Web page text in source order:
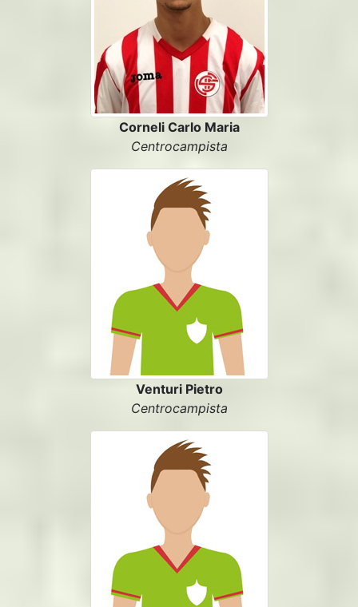
Corneli Carlo Maria
Centrocampista
Venturi Pietro
Centrocampista